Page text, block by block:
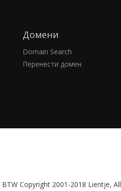
Домени
Domain Search
Перенести домен
Copyright 2001-2018 Lientje,